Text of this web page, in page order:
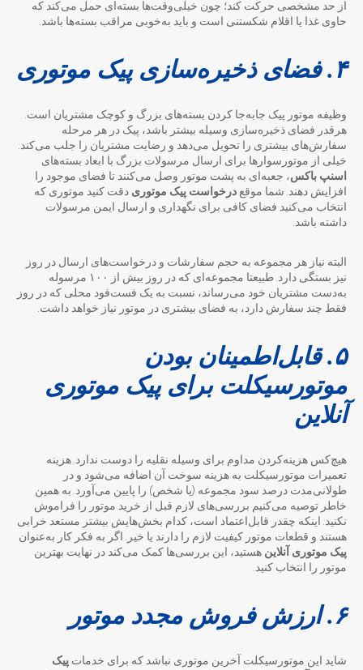
از حد مشخصی حرکت کند؛ چون خیلی‌وقت‌ها بسته‌ای حمل می‌کند که
حاوی غذا یا اقلام شکستنی است و باید به‌خوبی مراقب بسته‌ها باشد.
۴. فضای ذخیره‌سازی پیک موتوری
وظیفه موتور پیک جابه‌جا کردن بسته‌های بزرگ و کوچک مشتریان است.
هرقدر فضای ذخیره‌سازی وسیله بیشتر باشد، پیک در هر مرحله
سفارش‌های بیشتری را تحویل می‌دهد و رضایت مشتریان را جلب می‌کند.
خیلی از موتورسوارها برای ارسال مرسولات بزرگ با ابعاد بسته‌های
اسنپ باکس، جعبه‌ای به پشت موتور وصل می‌کنند تا فضای موجود را
افزایش دهند. شما موقع درخواست پیک موتوری دقت کنید موتوری که
انتخاب می‌کنید فضای کافی برای نگهداری و ارسال ایمن مرسولات
داشته باشد.
البته نیاز هر مجموعه به حجم سفارشات و درخواست‌های ارسال در روز
نیز بستگی دارد. طبیعتا مجموعه‌ای که در روز بیش از ۱۰۰ مرسوله
به‌دست مشتریان خود می‌رساند، نسبت به یک فست‌فود محلی که در روز
فقط چند سفارش دارد، به فضای بیشتری در موتور نیاز خواهد داشت.
۵. قابل‌اطمینان بودن
موتورسیکلت برای پیک موتوری
آنلاین
هیچ‌کس هزینه‌کردن مداوم برای وسیله نقلیه را دوست ندارد. هزینه
تعمیرات موتورسیکلت به هزینه سوخت آن اضافه می‌شود و در
طولانی‌مدت درصد سود مجموعه (یا شخص) را پایین می‌آورد. به همین
خاطر توصیه می‌کنیم بررسی‌های لازم قبل از خرید موتور را فراموش
نکنید. اینکه چقدر قابل‌اعتماد است، کدام بخش‌هایش بیشتر مستعد خرابی
هستند و قطعات موتور کیفیت لازم را دارند یا خیر. اگر به فکر کار به‌عنوان
پیک موتوری آنلاین هستید، این بررسی‌ها کمک می‌کند در نهایت بهترین
موتور را انتخاب کنید.
۶. ارزش فروش مجدد موتور
شاید این موتورسیکلت آخرین موتوری نباشد که برای خدمات پیک